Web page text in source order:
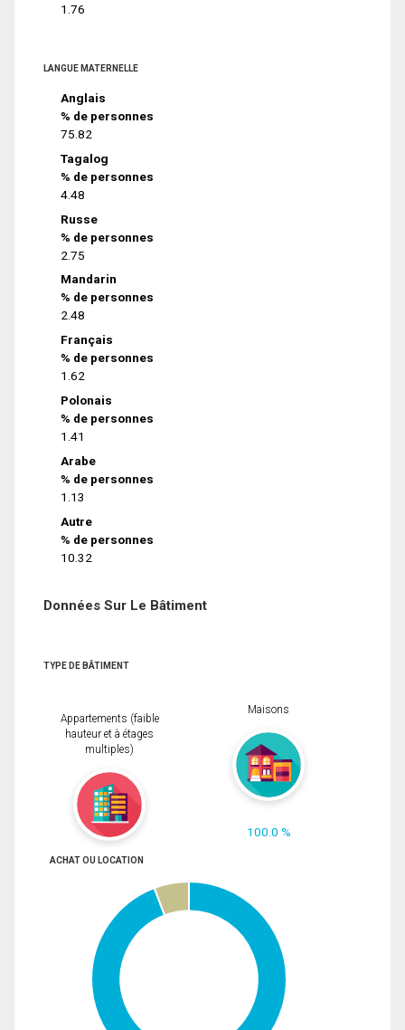
1.76
LANGUE MATERNELLE
Anglais
% de personnes
75.82
Tagalog
% de personnes
4.48
Russe
% de personnes
2.75
Mandarin
% de personnes
2.48
Français
% de personnes
1.62
Polonais
% de personnes
1.41
Arabe
% de personnes
1.13
Autre
% de personnes
10.32
Données Sur Le Bâtiment
TYPE DE BÂTIMENT
Appartements (faible
hauteur et à étages
multiples)
Maisons
100.0 %
ACHAT OU LOCATION